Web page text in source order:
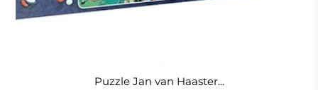
Puzzle Jan van Haaster...